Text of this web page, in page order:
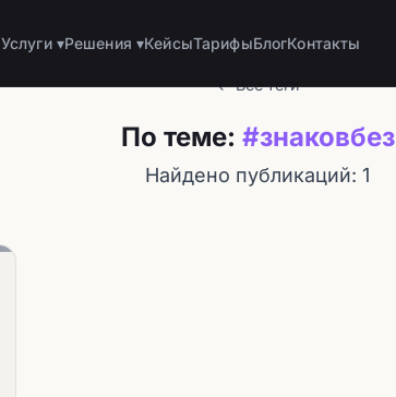
Услуги ▾Решения ▾КейсыТарифыБлогКонтакты
← Все теги
По теме: #знаковбез
Найдено публикаций: 1